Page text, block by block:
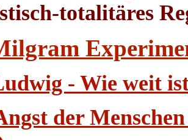
totalitäres
- Wie weit
der